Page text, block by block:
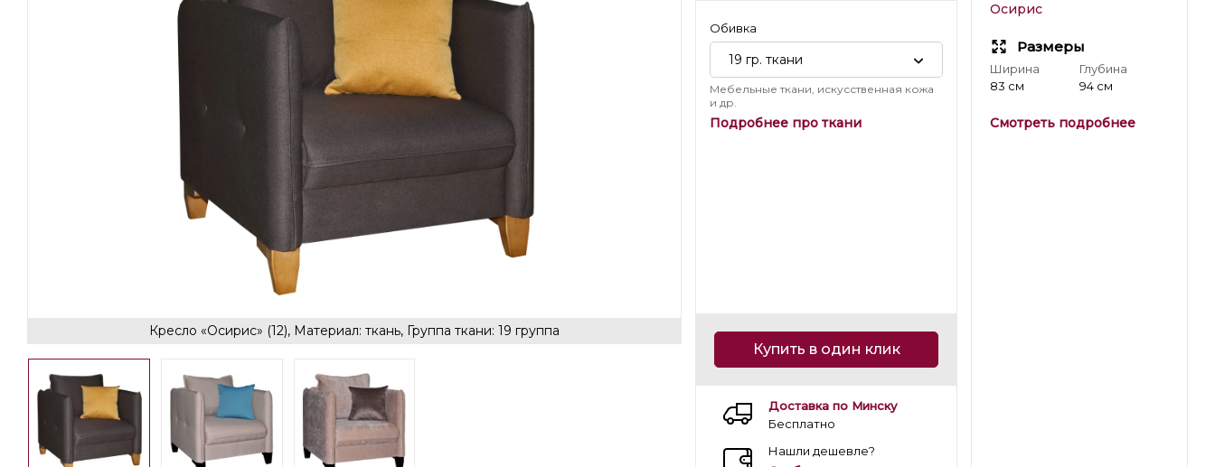
Кресло «Осирис» (12), Материал: ткань, Группа ткани: 19 группа
Обивка
19 гр. ткани
Мебельные ткани, искусственная кожа
и др.
Подробнее про ткани
Купить в один клик
Доставка по Минску
Бесплатно
Нашли дешевле?
Осирис
Размеры
Ширина
83 см
Глубина
94 см
Смотреть подробнее